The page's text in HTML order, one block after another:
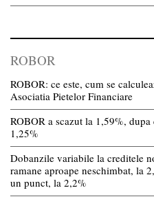
ROBOR
ROBOR: ce este, cum se
Asociatia Pietelor Financiare
ROBOR a scazut la 1,59%,
1,25%
Dobanzile variabile la creditele
ramane aproape neschimbat, la
un punct, la 2,2%